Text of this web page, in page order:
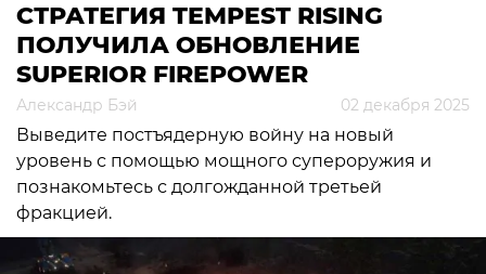
СТРАТЕГИЯ TEMPEST RISING
ПОЛУЧИЛА ОБНОВЛЕНИЕ
SUPERIOR FIREPOWER
Александр Бэй 02 декабря 2025
Выведите постъядерную войну на новый
уровень с помощью мощного супероружия и
познакомьтесь с долгожданной третьей
фракцией.